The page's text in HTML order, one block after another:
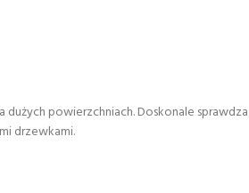
powierzchniach. Doskonale
drzewkami.